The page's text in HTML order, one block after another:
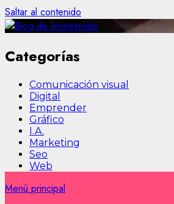
Saltar al contenido
Categorías
Comunicación visual
Digital
Emprender
Gráfico
I.A.
Marketing
Seo
Web
Menú principal